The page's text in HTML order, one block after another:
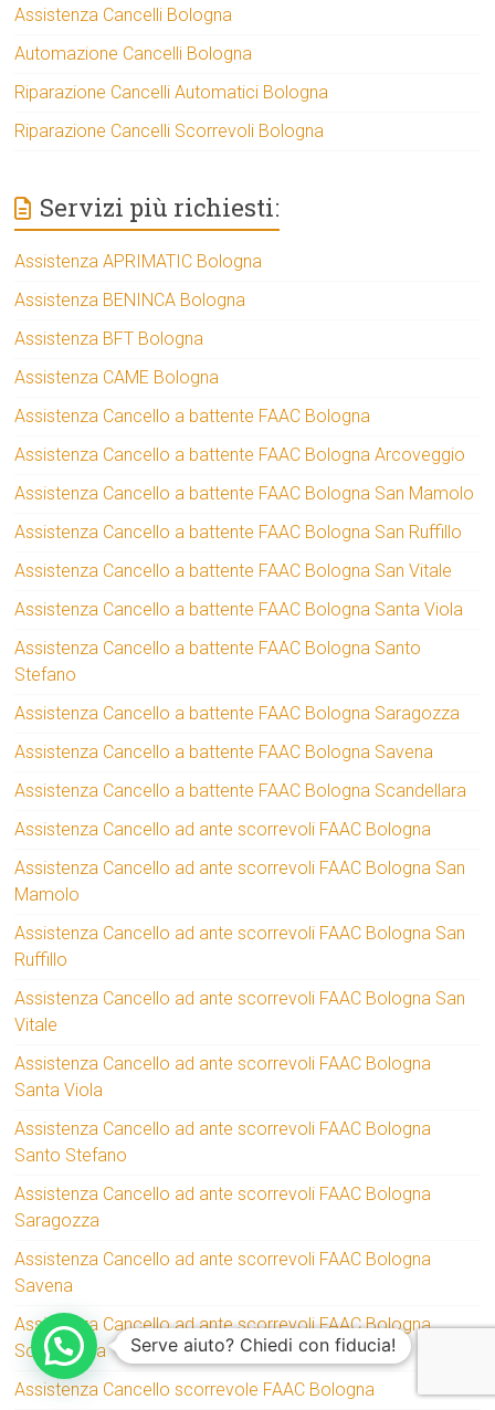
Assistenza Cancelli Bologna
Automazione Cancelli Bologna
Riparazione Cancelli Automatici Bologna
Riparazione Cancelli Scorrevoli Bologna
Servizi più richiesti:
Assistenza APRIMATIC Bologna
Assistenza BENINCA Bologna
Assistenza BFT Bologna
Assistenza CAME Bologna
Assistenza Cancello a battente FAAC Bologna
Assistenza Cancello a battente FAAC Bologna Arcoveggio
Assistenza Cancello a battente FAAC Bologna San Mamolo
Assistenza Cancello a battente FAAC Bologna San Ruffillo
Assistenza Cancello a battente FAAC Bologna San Vitale
Assistenza Cancello a battente FAAC Bologna Santa Viola
Assistenza Cancello a battente FAAC Bologna Santo
Stefano
Assistenza Cancello a battente FAAC Bologna Saragozza
Assistenza Cancello a battente FAAC Bologna Savena
Assistenza Cancello a battente FAAC Bologna Scandellara
Assistenza Cancello ad ante scorrevoli FAAC Bologna
Assistenza Cancello ad ante scorrevoli FAAC Bologna San
Mamolo
Assistenza Cancello ad ante scorrevoli FAAC Bologna San
Ruffillo
Assistenza Cancello ad ante scorrevoli FAAC Bologna San
Vitale
Assistenza Cancello ad ante scorrevoli FAAC Bologna
Santa Viola
Assistenza Cancello ad ante scorrevoli FAAC Bologna
Santo Stefano
Assistenza Cancello ad ante scorrevoli FAAC Bologna
Saragozza
Assistenza Cancello ad ante scorrevoli FAAC Bologna
Savena
Assistenza Cancello ad ante scorrevoli FAAC Bologna
Scandellara
Assistenza Cancello scorrevole FAAC Bologna
Serve aiuto? Chiedi con fiducia!